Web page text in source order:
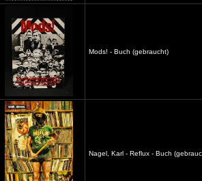
Mods! - Buch (gebraucht)
Nagel, Karl - Reflux - Buch